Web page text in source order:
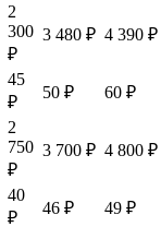
2
300
₽
3 480 ₽ 4 390 ₽
45
₽
50 ₽ 60 ₽
2
750
₽
3 700 ₽ 4 800 ₽
40
₽
46 ₽
49 ₽